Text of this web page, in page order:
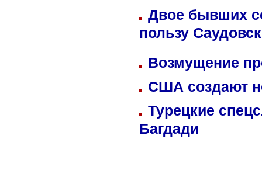
Двое бывших
пользу
Возмущение
США создают
Турецкие
Багдади